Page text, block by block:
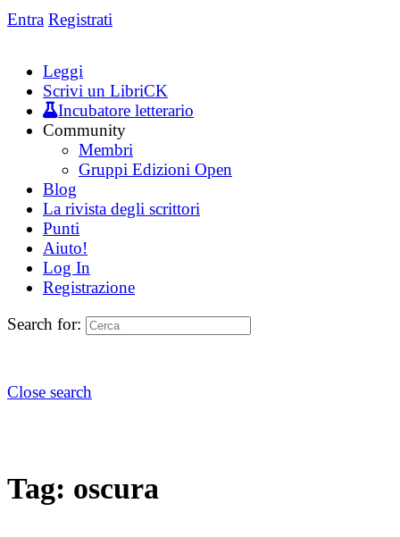
Entra Registrati
Leggi
Scrivi un LibriCK
Incubatore letterario
Community
Membri
Gruppi Edizioni Open
Blog
La rivista degli scrittori
Punti
Aiuto!
Log In
Registrazione
Search for:
Close search
Tag: oscura